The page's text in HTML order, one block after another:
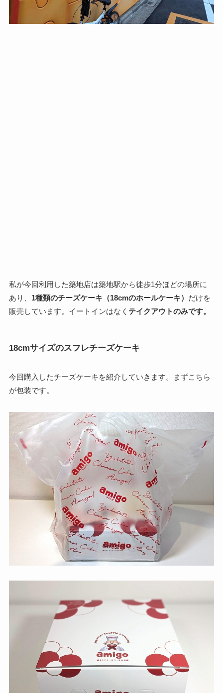
私が今回利用した築地店は築地駅から徒歩1分ほどの場所に
あり、 1種類のチーズケーキ（18cmのホールケーキ） だけを
販売しています。イートインはなく テイクアウトのみです。
18cmサイズのスフレチーズケーキ
今回購入したチーズケーキを紹介していきます。まずこちら
が包装です。